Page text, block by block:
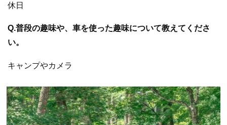
休日
Q.普段の趣味や、車を使った趣味について教えてくださ
い。
キャンプやカメラ